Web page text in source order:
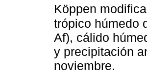
Köppen
trópico húmedo
Af), cálido
y precipitación
noviembre.